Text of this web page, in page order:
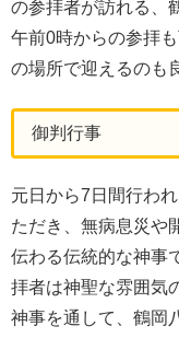
の参拝者が訪れる、
午前0時からの参拝
の場所で迎えるのも
御判行事
元日から7日間行わ
ただき、無病息災や
伝わる伝統的な神事
拝者は神聖な雰囲気
神事を通して、鶴岡